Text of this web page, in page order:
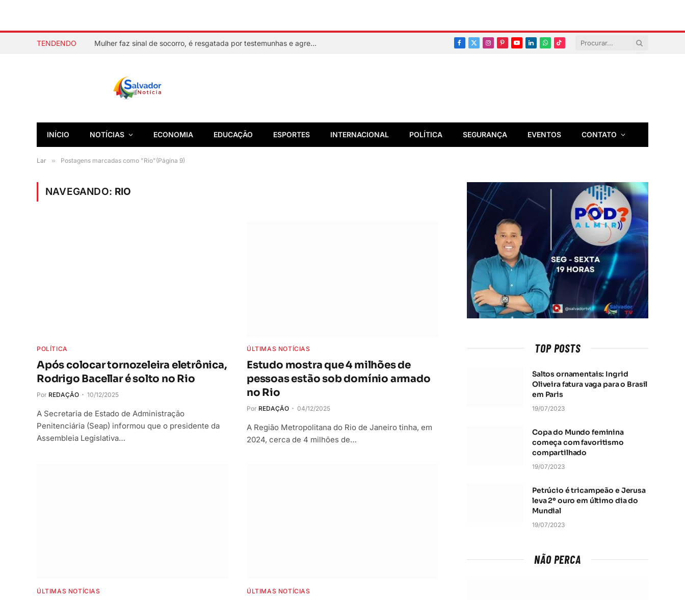
TENDENDO Mulher faz sinal de socorro, é resgatada por testemunhas e agressor acaba preso em flagrante
Facebook
X
Instagram
PinterestYouTubeLinkedInWhatsapp
TikTok
INÍCIO NOTÍCIAS ECONOMIA EDUCAÇÃO ESPORTES INTERNACIONAL POLÍTICA SEGURANÇA EVENTOS CONTATO
Lar » Postagens marcadas como "Rio"(Página 9)
NAVEGANDO: RIO
POLÍTICA
Após colocar tornozeleira eletrônica,
Rodrigo Bacellar é solto no Rio
Por REDAÇÃO 10/12/2025
A Secretaria de Estado de Administração
Penitenciária (Seap) informou que o presidente da
Assembleia Legislativa…
ÚLTIMAS NOTÍCIAS
Estudo mostra que 4 milhões de
pessoas estão sob domínio armado
no Rio
Por REDAÇÃO 04/12/2025
A Região Metropolitana do Rio de Janeiro tinha, em
2024, cerca de 4 milhões de…
ÚLTIMAS NOTÍCIAS ÚLTIMAS NOTÍCIAS
TOP POSTS
Saltos ornamentais: Ingrid
Oliveira fatura vaga para o Brasil
em Paris
19/07/2023
Copa do Mundo feminina
começa com favoritismo
compartilhado
19/07/2023
Petrúcio é tricampeão e Jerusa
leva 2º ouro em último dia do
Mundial
19/07/2023
NÃO PERCA